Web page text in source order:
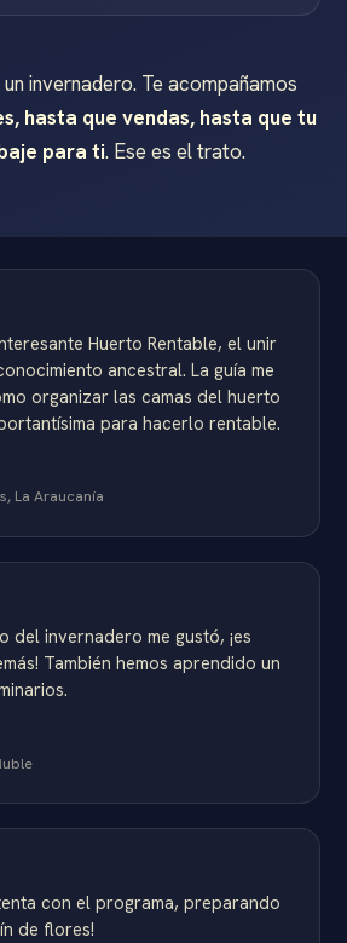
invernadero. Te acompañamos
hasta que vendas, hasta que tu
para ti. Ese es el trato.
Huerto Rentable, el unir
ancestral. La guía me
organizar las camas del huerto
para hacerlo rentable.
La Araucanía
del invernadero me gustó, ¡es
También hemos aprendido un
con el programa, preparando
de flores!